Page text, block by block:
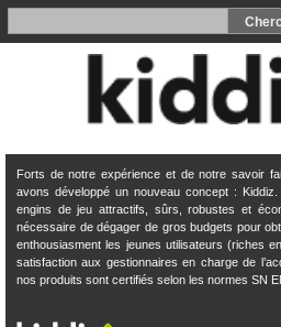
Forts de notre expérience et de notre savoir
avons développé un nouveau concept :
engins de jeu attractifs, sûrs, robustes et
nécessaire de dégager de gros budgets pour
enthousiasment les jeunes utilisateurs (riches
satisfaction aux gestionnaires en charge de
nos produits sont certifiés selon les normes SN